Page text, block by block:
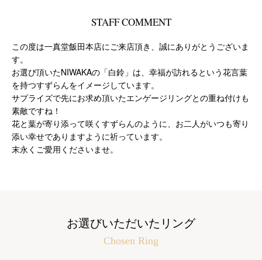
STAFF COMMENT
この度は一真堂飯田本店にご来店頂き、誠にありがとうございま
す。
お選び頂いたNIWAKAの「白鈴」は、幸福が訪れるという花言葉
を持つすずらんをイメージしています。
サプライズで先にお求め頂いたエンゲージリングとの重ね付けも
素敵ですね！
花と葉が寄り添って咲くすずらんのように、お二人がいつも寄り
添い幸せでありますように祈っています。
末永くご愛用くださいませ。
お選びいただいたリング
Chosen Ring